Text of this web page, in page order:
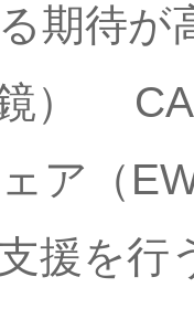
期待が
鏡）
ア（
援を行